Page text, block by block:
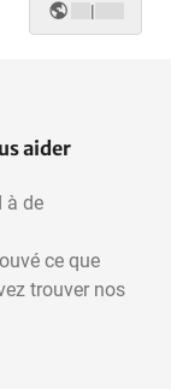
|
aider
à de
ce que
trouver nos